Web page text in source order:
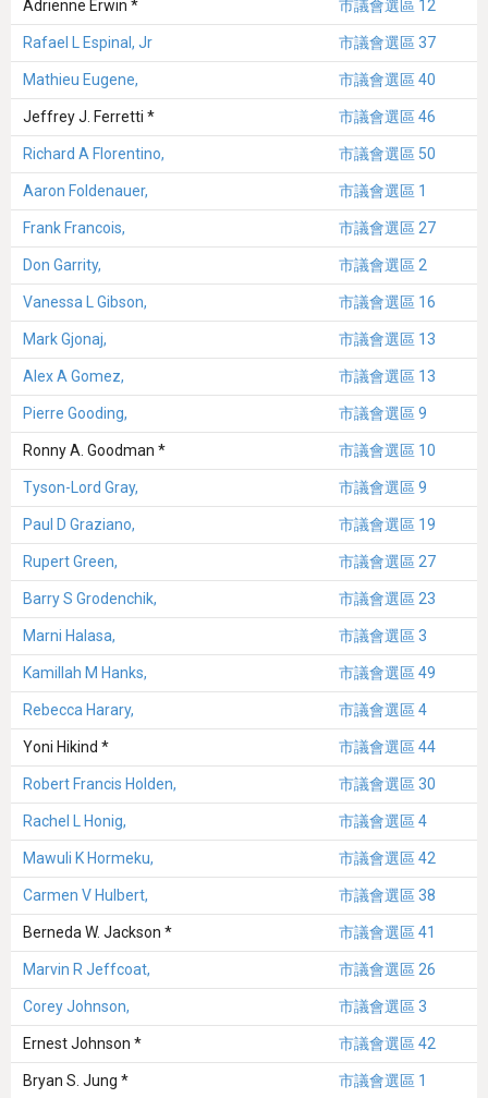
Adrienne Erwin * 市議會選區 12
Rafael L Espinal, Jr 市議會選區 37
Mathieu Eugene, 市議會選區 40
Jeffrey J. Ferretti * 市議會選區 46
Richard A Florentino, 市議會選區 50
Aaron Foldenauer, 市議會選區 1
Frank Francois, 市議會選區 27
Don Garrity, 市議會選區 2
Vanessa L Gibson, 市議會選區 16
Mark Gjonaj, 市議會選區 13
Alex A Gomez, 市議會選區 13
Pierre Gooding, 市議會選區 9
Ronny A. Goodman * 市議會選區 10
Tyson-Lord Gray, 市議會選區 9
Paul D Graziano, 市議會選區 19
Rupert Green, 市議會選區 27
Barry S Grodenchik, 市議會選區 23
Marni Halasa, 市議會選區 3
Kamillah M Hanks, 市議會選區 49
Rebecca Harary, 市議會選區 4
Yoni Hikind * 市議會選區 44
Robert Francis Holden, 市議會選區 30
Rachel L Honig, 市議會選區 4
Mawuli K Hormeku, 市議會選區 42
Carmen V Hulbert, 市議會選區 38
Berneda W. Jackson * 市議會選區 41
Marvin R Jeffcoat, 市議會選區 26
Corey Johnson, 市議會選區 3
Ernest Johnson * 市議會選區 42
Bryan S. Jung * 市議會選區 1